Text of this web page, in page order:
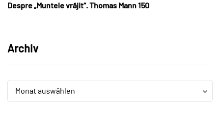
Despre „Muntele vrăjit“. Thomas Mann 150
Archiv
Archiv
Monat auswählen
Archiv